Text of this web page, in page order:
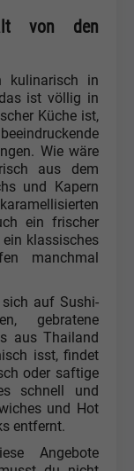
von den
kulinarisch in
ist völlig in
Küche ist,
Wie wäre
aus dem
und Kapern
ein frischer
klassisches
manchmal
auf Sushi-
gebratene
aus Thailand
isst, findet
oder saftige
schnell und
und Hot
entfernt.
Angebote